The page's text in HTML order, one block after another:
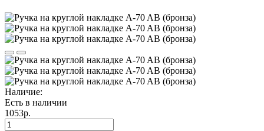
Наличие:
Есть в наличии
1053р.